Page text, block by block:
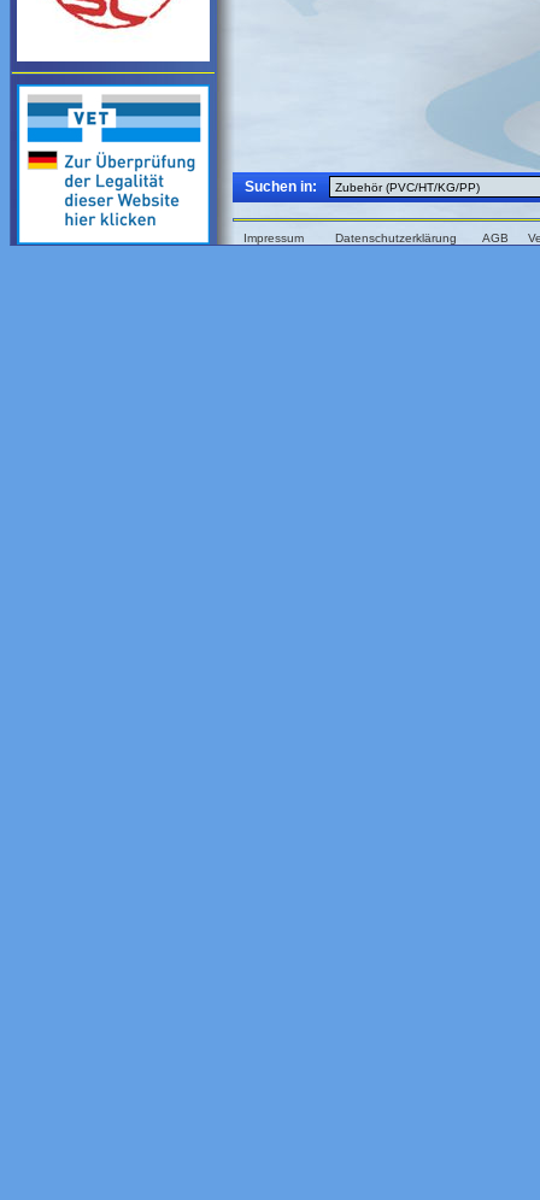
Suchen in:
Impressum Datenschutzerklärung AGB